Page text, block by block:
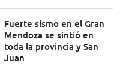
Fuerte sismo en el Gran
Mendoza se sintió en
toda la provincia y San
Juan